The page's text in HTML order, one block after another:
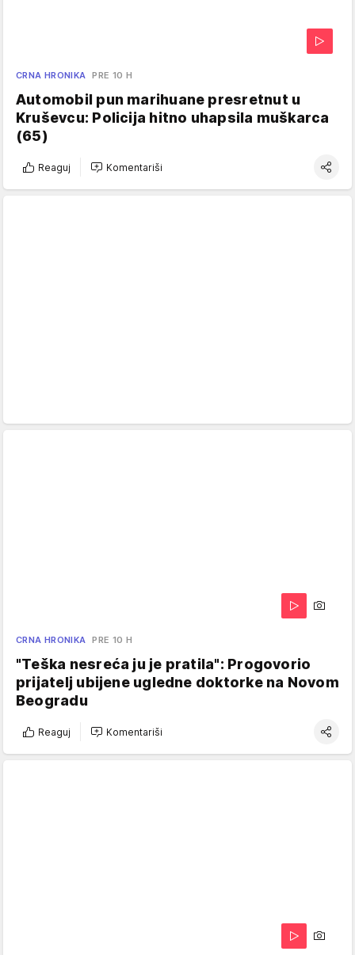
CRNA HRONIKA PRE 10 H
Automobil pun marihuane presretnut u
Kruševcu: Policija hitno uhapsila muškarca
(65)
Reaguj Komentariši
CRNA HRONIKA PRE 10 H
"Teška nesreća ju je pratila": Progovorio
prijatelj ubijene ugledne doktorke na Novom
Beogradu
Reaguj Komentariši